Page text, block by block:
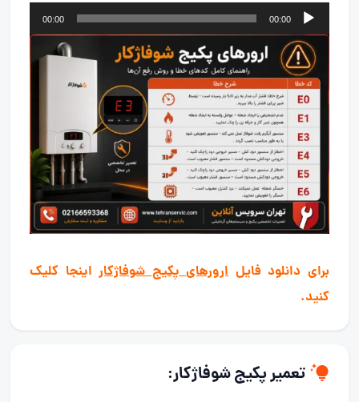
پخش‌کننده
صوت
00:00
00:00
برای دانلود فایلارورهای پکیج شوفاژکاراینجا کلیک
کنید.
تعمیر پکیجشوفاژکار: